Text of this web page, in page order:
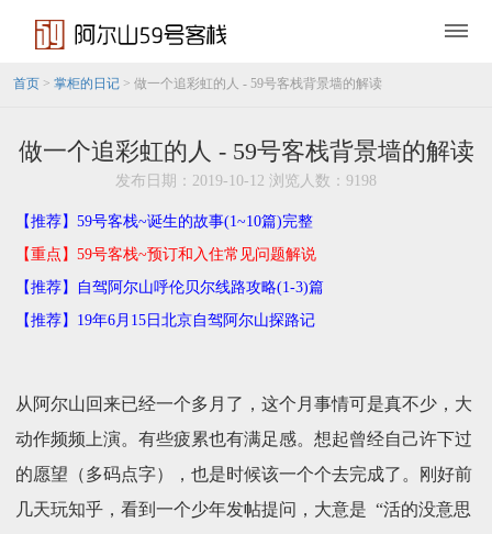
首页 > 掌柜的日记 > 做一个追彩虹的人 - 59号客栈背景墙的解读
做一个追彩虹的人 - 59号客栈背景墙的解读
发布日期：2019-10-12 浏览人数：9198
【推荐】59号客栈~诞生的故事(1~10篇)完整
【重点】59号客栈~预订和入住常见问题解说
【推荐】自驾阿尔山呼伦贝尔线路攻略(1-3)篇
【推荐】19年6月15日北京自驾阿尔山探路记
从阿尔山回来已经一个多月了，这个月事情可是真不少，大
动作频频上演。有些疲累也有满足感。想起曾经自己许下过
的愿望（多码点字），也是时候该一个个去完成了。刚好前
几天玩知乎，看到一个少年发帖提问，大意是 “活的没意思